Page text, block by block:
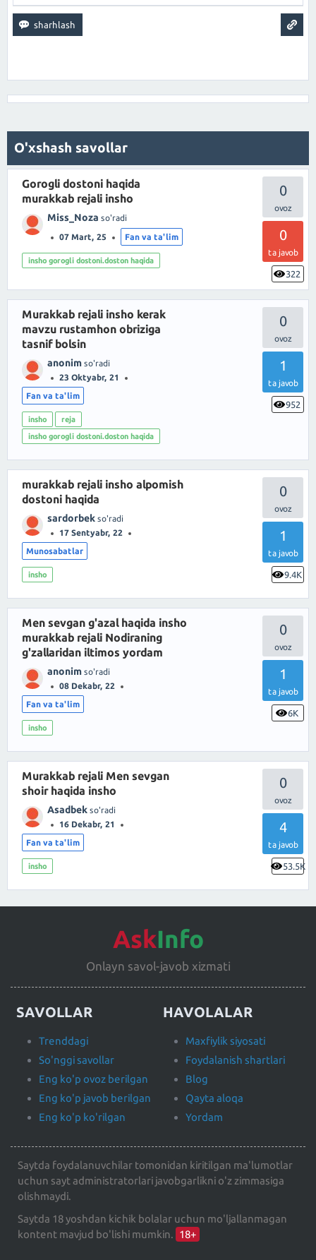
O'xshash savollar
0
0
ta javob
322
Gorogli dostoni haqida
murakkab rejali insho
Miss_Noza so'radi
07 Mart, 25 Fan va ta'lim
insho gorogli dostoni.doston haqida
0
1
ta javob
952
Murakkab rejali insho kerak
mavzu rustamhon obriziga
tasnif bolsin
anonim so'radi
23 Oktyabr, 21
Fan va ta'lim
insho
reja
insho gorogli dostoni.doston haqida
0
1
ta javob
9.4K
murakkab rejali insho alpomish
dostoni haqida
sardorbek so'radi
17 Sentyabr, 22
Munosabatlar
insho
0
1
ta javob
6K
Men sevgan g'azal haqida insho
murakkab rejali Nodiraning
g'zallaridan iltimos yordam
anonim so'radi
08 Dekabr, 22
Fan va ta'lim
insho
0
4
ta javob
53.5K
Murakkab rejali Men sevgan
shoir haqida insho
Asadbek so'radi
16 Dekabr, 21
Fan va ta'lim
insho
AskInfo
Onlayn savol-javob xizmati
SAVOLLAR
Trenddagi
So'nggi savollar
Eng ko'p ovoz berilgan
Eng ko'p javob berilgan
Eng ko'p ko'rilgan
HAVOLALAR
Maxfiylik siyosati
Foydalanish shartlari
Blog
Qayta aloqa
Yordam
Saytda foydalanuvchilar tomonidan kiritilgan ma'lumotlar
uchun sayt administratorlari javobgarlikni o'z zimmasiga
olishmaydi.
Saytda 18 yoshdan kichik bolalar uchun mo'ljallanmagan
kontent mavjud bo'lishi mumkin. 18+